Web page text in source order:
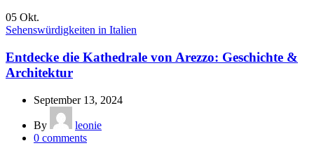
05 Okt.
Sehenswürdigkeiten in Italien
Entdecke die Kathedrale von Arezzo: Geschichte &
Architektur
September 13, 2024
By
leonie
0 comments